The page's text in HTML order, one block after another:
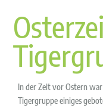
In der Zeit vor Ostern
Tigergruppe einiges